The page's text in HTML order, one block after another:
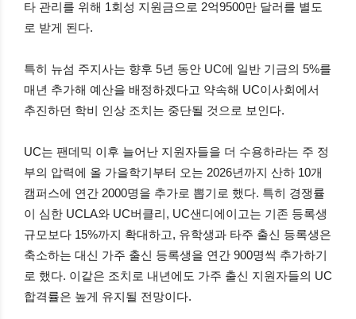
타 관리를 위해 1회성 지원금으로 2억9500만 달러를 별도
로 받게 된다.
특히 뉴섬 주지사는 향후 5년 동안 UC에 일반 기금의 5%를
매년 추가해 예산을 배정하겠다고 약속해 UC이사회에서
추진하던 학비 인상 조치는 중단될 것으로 보인다.
UC는 팬데믹 이후 늘어난 지원자들을 더 수용하라는 주 정
부의 압력에 올 가을학기부터 오는 2026년까지 산하 10개
캠퍼스에 연간 2000명을 추가로 뽑기로 했다. 특히 경쟁률
이 심한 UCLA와 UC버클리, UC샌디에이고는 기존 등록생
규모보다 15%까지 확대하고, 유학생과 타주 출신 등록생은
축소하는 대신 가주 출신 등록생을 연간 900명씩 추가하기
로 했다. 이같은 조치로 내년에도 가주 출신 지원자들의 UC
합격률은 높게 유지될 전망이다.